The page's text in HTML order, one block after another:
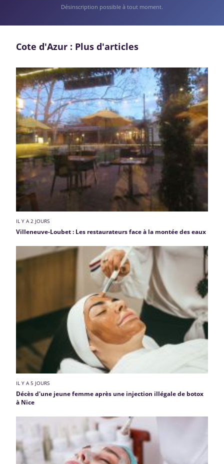
Désinscription possible à tout moment.
Cote d'Azur : Plus d'articles
IL Y A 2 JOURS
Villeneuve-Loubet : Les restaurateurs face à la montée des eaux
IL Y A 5 JOURS
Décès d'une jeune femme après une injection illégale de botox
à Nice